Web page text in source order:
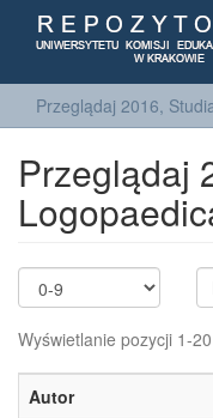
Przeglądaj 2016,
Przeglądaj
Wyświetlanie pozycji 1-
Autor